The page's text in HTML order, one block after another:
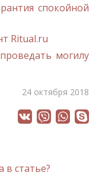
спокойной
Ritual.ru
могилу
24 октября 2018
в статье?